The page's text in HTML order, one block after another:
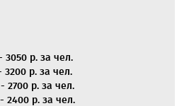
3050 р. за чел.
3200 р. за чел.
2700 р. за чел.
2400 р. за чел.